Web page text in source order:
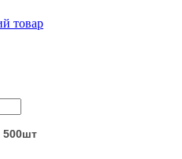
товар
500шт